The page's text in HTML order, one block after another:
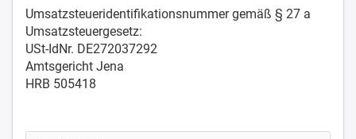
Umsatzsteueridentifikationsnummer gemäß § 27 a
Umsatzsteuergesetz:
USt-IdNr. DE272037292
Amtsgericht Jena
HRB 505418